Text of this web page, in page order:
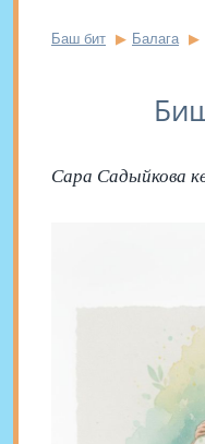
Баш бит Балага
Сара Садыйкова